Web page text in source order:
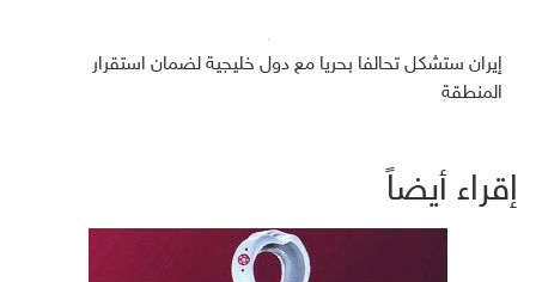
إيران ستشكل تحالفا بحريا مع دول خليجية لضمان استقرار
المنطقة
إقراء أيضاً